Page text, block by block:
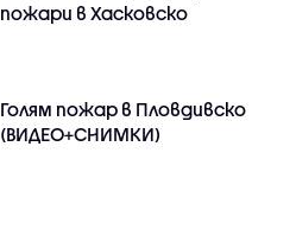
пожари в Хасковско
Голям пожар в Пловдивско
(ВИДЕО+СНИМКИ)